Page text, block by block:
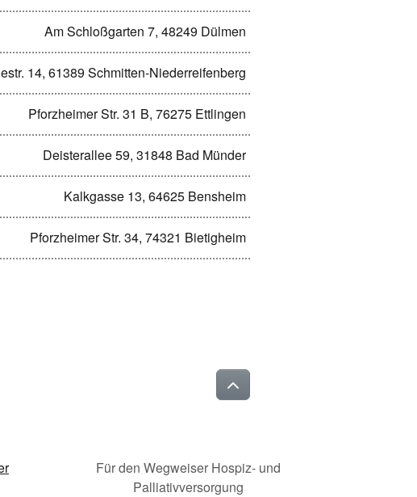
Am Schloßgarten 7, 48249 Dülmen
14, 61389 Schmitten-Niederreifenberg
Pforzheimer Str. 31 B, 76275 Ettlingen
Deisterallee 59, 31848 Bad Münder
Kalkgasse 13, 64625 Bensheim
Pforzheimer Str. 34, 74321 Bietigheim
Für den Wegweiser Hospiz- und
Palliativversorgung